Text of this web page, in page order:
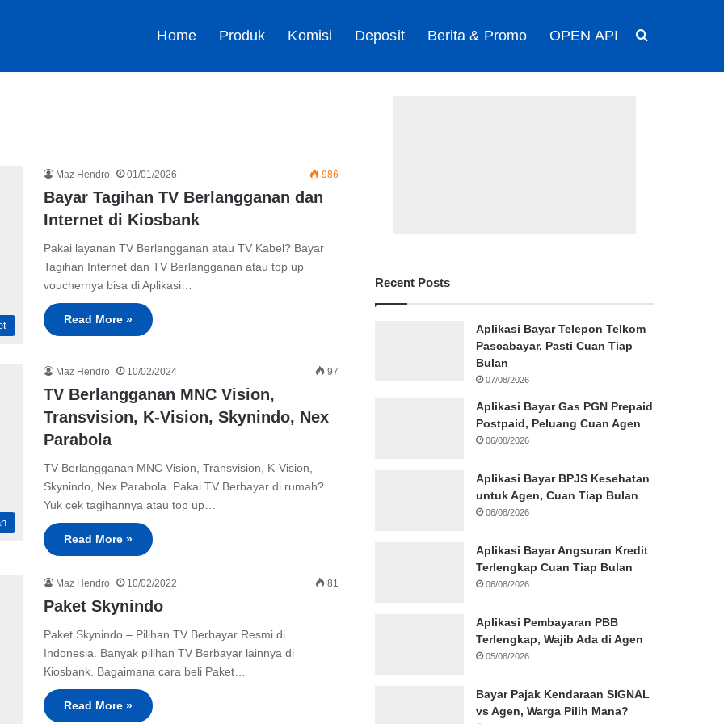
Home Produk Komisi Deposit Berita & Promo OPEN API
Maz Hendro 01/01/2026 986
Bayar Tagihan TV Berlangganan dan
Internet di Kiosbank
Pakai layanan TV Berlangganan atau TV Kabel? Bayar
Tagihan Internet dan TV Berlangganan atau top up
vouchernya bisa di Aplikasi…
Read More »
Maz Hendro 10/02/2024 97
TV Berlangganan MNC Vision,
Transvision, K-Vision, Skynindo, Nex
Parabola
TV Berlangganan MNC Vision, Transvision, K-Vision,
Skynindo, Nex Parabola. Pakai TV Berbayar di rumah?
Yuk cek tagihannya atau top up…
Read More »
Maz Hendro 10/02/2022 81
Paket Skynindo
Paket Skynindo – Pilihan TV Berbayar Resmi di
Indonesia. Banyak pilihan TV Berbayar lainnya di
Kiosbank. Bagaimana cara beli Paket…
Read More »
Recent Posts
Aplikasi Bayar Telepon Telkom
Pascabayar, Pasti Cuan Tiap
Bulan
07/08/2026
Aplikasi Bayar Gas PGN Prepaid
Postpaid, Peluang Cuan Agen
06/08/2026
Aplikasi Bayar BPJS Kesehatan
untuk Agen, Cuan Tiap Bulan
06/08/2026
Aplikasi Bayar Angsuran Kredit
Terlengkap Cuan Tiap Bulan
06/08/2026
Aplikasi Pembayaran PBB
Terlengkap, Wajib Ada di Agen
05/08/2026
Bayar Pajak Kendaraan SIGNAL
vs Agen, Warga Pilih Mana?